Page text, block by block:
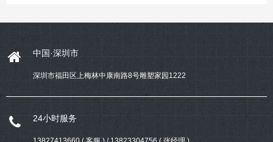
中国·深圳市
深圳市福田区上梅林中康南路8号雕塑家园1222
24小时服务